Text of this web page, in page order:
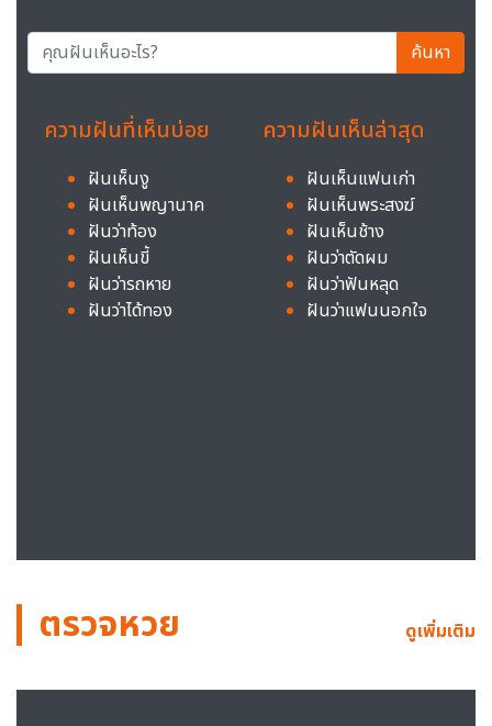
ค้นหา
ความฝันที่เห็นบ่อย
ฝันเห็นงู
ฝันเห็นพญานาค
ฝันว่าท้อง
ฝันเห็นขี้
ฝันว่ารถหาย
ฝันว่าได้ทอง
ความฝันเห็นล่าสุด
ฝันเห็นแฟนเก่า
ฝันเห็นพระสงฆ์
ฝันเห็นช้าง
ฝันว่าตัดผม
ฝันว่าฟันหลุด
ฝันว่าแฟนนอกใจ
ตรวจหวย ดูเพิ่มเติม